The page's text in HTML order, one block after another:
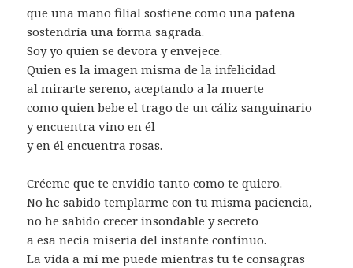
que una mano filial sostiene como una patena
sostendría una forma sagrada.
Soy yo quien se devora y envejece.
Quien es la imagen misma de la infelicidad
al mirarte sereno, aceptando a la muerte
como quien bebe el trago de un cáliz sanguinario
y encuentra vino en él
y en él encuentra rosas.
Créeme que te envidio tanto como te quiero.
No he sabido templarme con tu misma paciencia,
no he sabido crecer insondable y secreto
a esa necia miseria del instante continuo.
La vida a mí me puede mientras tu te consagras